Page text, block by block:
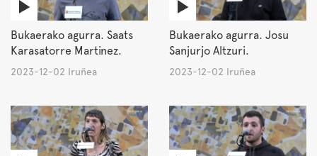
Bukaerako agurra. Saats
Karasatorre Martinez.
2023-12-02 Iruñea
Bukaerako agurra. Josu
Sanjurjo Altzuri.
2023-12-02 Iruñea